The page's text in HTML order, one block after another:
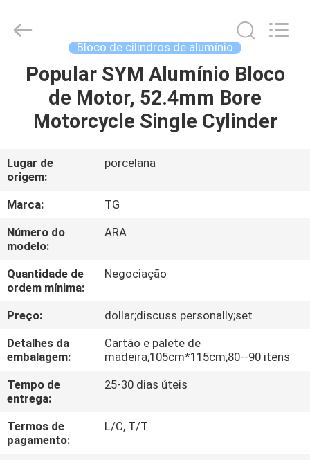
CASA
PRODUTOS
SOBRE
NÓS
EXCURSÃO
DA
FÁBRICA
CONTROLE
DA
QUALIDADE
CONTACTE-
NOS
Block.,Ltd.
Developed
Bloco de cilindros de alumínio
Popular SYM Alumínio Bloco
de Motor, 52.4mm Bore
Motorcycle Single Cylinder
Lugar de
origem:
porcelana
Marca:
TG
Número do
modelo:
ARA
Quantidade de
ordem mínima:
Negociação
Preço:
dollar;discuss personally;set
Detalhes da
embalagem:
Cartão e palete de
madeira;105cm*115cm;80--90 itens
Tempo de
entrega:
25-30 dias úteis
Termos de
pagamento:
L/C, T/T